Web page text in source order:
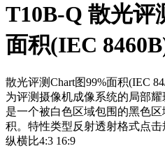
T10B-Q 散光评
面积(IEC
散光评测Chart图99%面积(IEC
为评测摄像机成像系统的局部
是一个被白色区域包围的黑色
积。特性类型反射透射格式点
纵横比4:3 16:9